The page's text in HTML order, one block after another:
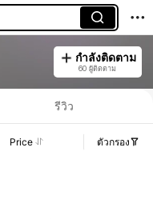
กำลังติดตาม
60 ผู้ติดตาม
รีวิว
Price ตัวกรอง